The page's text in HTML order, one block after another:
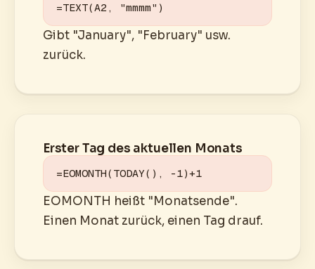
=TEXT(A2, "mmmm")
Gibt "January", "February" usw.
zurück.
Erster Tag des aktuellen Monats
=EOMONTH(TODAY(), -1)+1
EOMONTH heißt "Monatsende".
Einen Monat zurück, einen Tag drauf.